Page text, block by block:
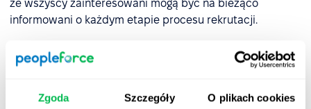
Zgoda Szczegóły O plikach cookies
że wszyscy zainteresowani mogą być na bieżąco
informowani o każdym etapie procesu rekrutacji.
4. Skuteczniejsze pozyskiwanie